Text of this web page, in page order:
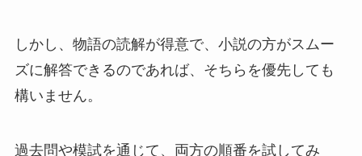
しかし、物語の読解が得意で、小説の方がスムー
ズに解答できるのであれば、そちらを優先しても
構いません。
過去問や模試を通じて、両方の順番を試してみ